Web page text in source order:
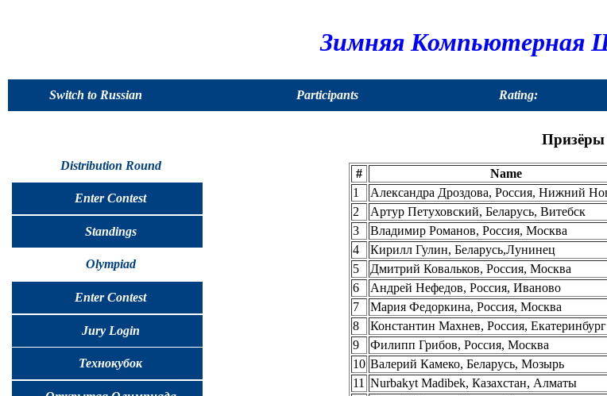
Зимняя Компьютерная
Switch to Russian Participants Rating:
Distribution Round
Enter Contest
Standings
Olympiad
Enter Contest
Jury Login
Технокубок
Призёры
# Name
1
Александра Дроздова, Россия, Нижний
2
Артур Петуховский, Беларусь, Витебск
3
Владимир Романов, Россия, Москва
4
Кирилл Гулин, Беларусь,Лунинец
5
Дмитрий Ковальков, Россия, Москва
6
Андрей Нефедов, Россия, Иваново
7
Мария Федоркина, Россия, Москва
8
Константин Махнев, Россия, Екатеринбург
9
Филипп Грибов, Россия, Москва
10 Валерий Камеко, Беларусь, Мозырь
11 Nurbakyt Madibek, Казахстан, Алматы